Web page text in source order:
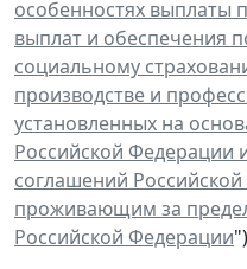
особенностях выплаты
выплат и обеспечения
социальному
производстве и
установленных на
Российской Федерации
соглашений
проживающим за
Российской Федерации